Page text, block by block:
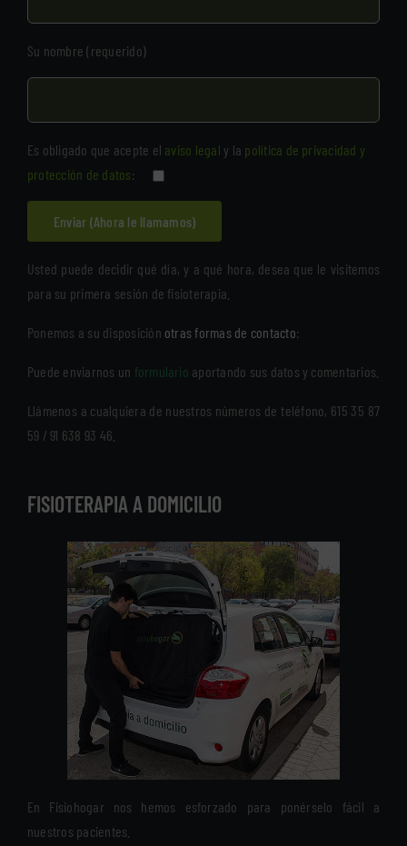
Su nombre (requerido)
Es obligado que acepte el aviso legal y la política de privacidad y
protección de datos:
Usted puede decidir qué día, y a qué hora, desea que le visitemos
para su primera sesión de fisioterapia.
Ponemos a su disposición otras formas de contacto:
Puede enviarnos un formulario aportando sus datos y comentarios.
Llámenos a cualquiera de nuestros números de teléfono, 615 35 87
59 / 91 638 93 46.
FISIOTERAPIA A DOMICILIO
En Fisiohogar nos hemos esforzado para ponérselo fácil a
nuestros pacientes.